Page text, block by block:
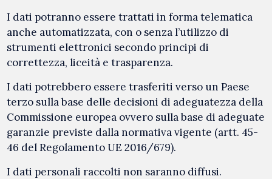
I dati potranno essere trattati in forma telematica
anche automatizzata, con o senza l’utilizzo di
strumenti elettronici secondo principi di
correttezza, liceità e trasparenza.
I dati potrebbero essere trasferiti verso un Paese
terzo sulla base delle decisioni di adeguatezza della
Commissione europea ovvero sulla base di adeguate
garanzie previste dalla normativa vigente (artt. 45-
46 del Regolamento UE 2016/679).
I dati personali raccolti non saranno diffusi.